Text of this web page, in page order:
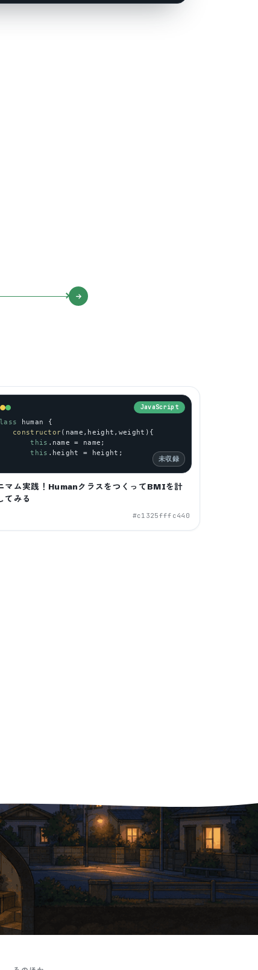
JavaScript
human
{
constructor( name , height , weight ){
this . name = name ;
this . height = height ;
未収録
マム実践！HumanクラスをつくってBMIを計
てみる
#c1325fffc440